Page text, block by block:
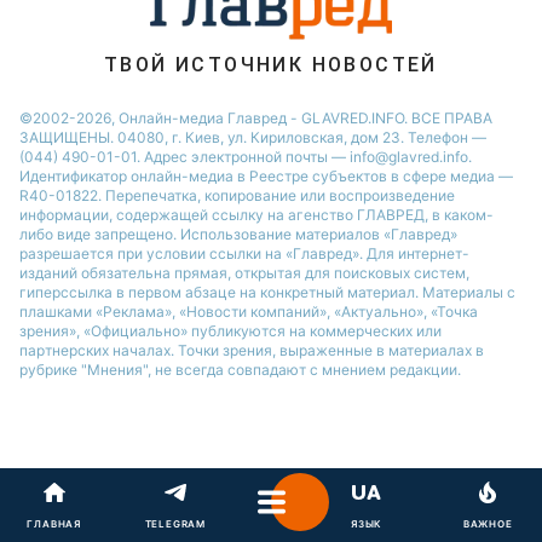
ТВОЙ ИСТОЧНИК НОВОСТЕЙ
©2002-2026, Онлайн-медиа Главред - GLAVRED.INFO. ВСЕ ПРАВА
ЗАЩИЩЕНЫ. 04080, г. Киев, ул. Кириловская, дом 23. Телефон —
(044) 490-01-01. Адрес электронной почты — info@glavred.info.
Идентификатор онлайн-медиа в Реестре cубъектов в сфере медиа —
R40-01822. Перепечатка, копирование или воспроизведение
информации, содержащей ссылку на агенство ГЛАВРЕД, в каком-
либо виде запрещено. Использование материалов «Главред»
разрешается при условии ссылки на «Главред». Для интернет-
изданий обязательна прямая, открытая для поисковых систем,
гиперссылка в первом абзаце на конкретный материал. Материалы с
плашками «Реклама», «Новости компаний», «Актуально», «Точка
зрения», «Официально» публикуются на коммерческих или
партнерских началах. Точки зрения, выраженные в материалах в
рубрике "Мнения", не всегда совпадают с мнением редакции.
ГЛАВНАЯ TELEGRAM ЯЗЫК ВАЖНОЕ